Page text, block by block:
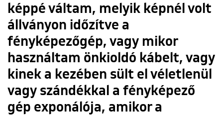
képpé váltam, melyik képnél volt
állványon időzítve a
fényképezőgép, vagy mikor
használtam önkioldó kábelt, vagy
kinek a kezében sült el véletlenül
vagy szándékkal a fényképező
gép exponálója, amikor a